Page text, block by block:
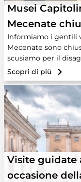
Musei
Mecenate
Informiamo i gentili
Mecenate sono
scusiamo per il
Scopri di più
Visite guidate
occasione